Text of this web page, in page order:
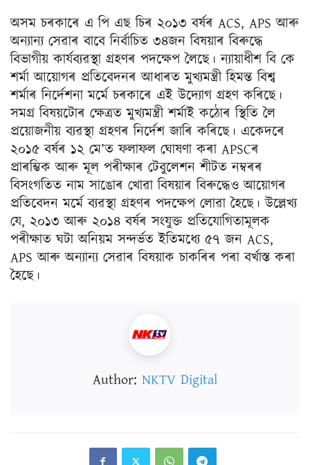
অসম চৰকাৰে এ পি এছ চিৰ ২০১৩ বৰ্ষৰ ACS, APS আৰু
অন্যান্য সেৱাৰ বাবে নির্বাচিত ৩৪জন বিষয়াৰ বিৰুদ্ধে
বিভাগীয় কাৰ্যব্যৱস্থা গ্ৰহণৰ পদক্ষেপ লৈছে। ন্যায়াধীশ বি কে
শর্মা আয়োগৰ প্ৰতিবেদনৰ আধাৰত মুখ্যমন্ত্ৰী হিমন্ত বিশ্ব
শৰ্মাৰ নিৰ্দেশনা মৰ্মে চৰকাৰে এই উদ্যোগ গ্রহণ কৰিছে।
সমগ্র বিষয়টোৰ ক্ষেত্ৰত মুখ্যমন্ত্ৰী শৰ্মাই কঠোৰ স্থিতি লৈ
প্ৰয়োজনীয় ব্যৱস্থা গ্ৰহণৰ নিৰ্দেশ জাৰি কৰিছে। একেদৰে
২০১৫ বৰ্ষৰ ১২ মে’ত ফলাফল ঘোষণা কৰা APSCৰ
প্ৰাৰম্ভিক আৰু মূল পৰীক্ষাৰ টেবুলেশন শীটত নম্বৰৰ
বিসংগতিত নাম সাঙোৰ খোৱা বিষয়াৰ বিৰুদ্ধেও আয়োগৰ
প্ৰতিবেদন মর্মে ব্যৱস্থা গ্ৰহণৰ পদক্ষেপ লোৱা হৈছে। উল্লেখ্য
যে, ২০১৩ আৰু ২০১৪ বৰ্ষৰ সংযুক্ত প্রতিযোগিতামূলক
পৰীক্ষাত ঘটা অনিয়ম সন্দৰ্ভত ইতিমধ্যে ৫৭ জন ACS,
APS আৰু অন্যান্য সেৱাৰ বিষয়াক চাকৰিৰ পৰা বৰ্খাস্ত কৰা
হৈছে।
Author: NKTV Digital